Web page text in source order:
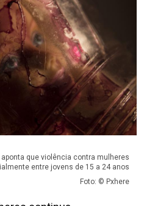
aponta que violência contra mulheres
entre jovens de 15 a 24 anos
Foto: © Pxhere